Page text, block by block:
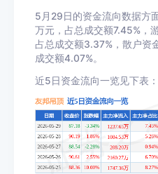
5月29日的资金流向数据方
万元，占总成交额7.45%，
占总成交额3.37%，散户资
成交额4.07%。
近5日资金流向一览见下表：